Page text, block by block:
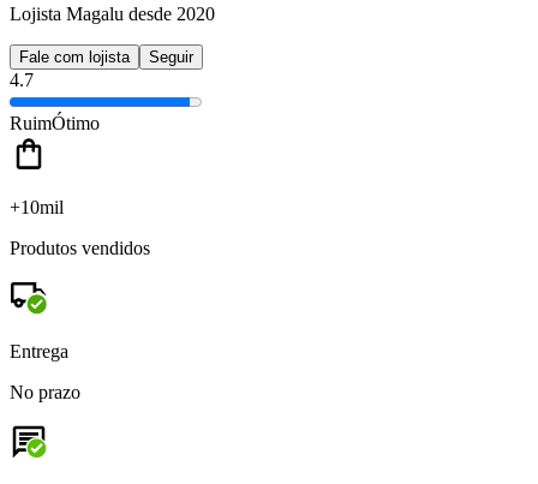
Lojista Magalu desde 2020
Fale com lojista Seguir
4.7
RuimÓtimo
+10mil
Produtos vendidos
Entrega
No prazo